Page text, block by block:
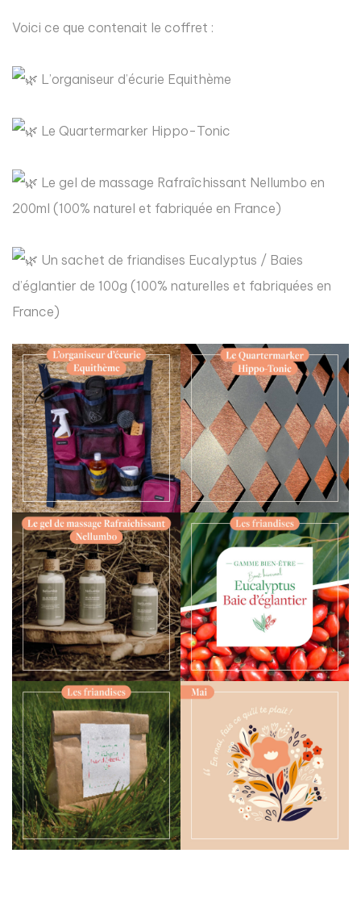
Voici ce que contenait le coffret :
L’organiseur d’écurie Equithème
Le Quartermarker Hippo-Tonic
Le gel de massage Rafraîchissant Nellumbo en
200ml (100% naturel et fabriquée en France)
Un sachet de friandises Eucalyptus / Baies
d’églantier de 100g (100% naturelles et fabriquées en
France)